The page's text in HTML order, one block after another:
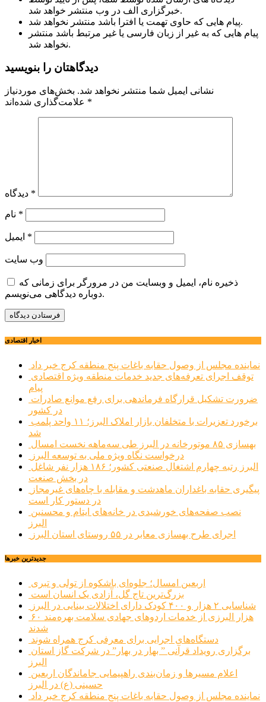
خبرگزاری الف در وب منتشر خواهد شد.
پیام هایی که حاوی تهمت یا افترا باشد منتشر نخواهد شد.
پیام هایی که به غیر از زبان فارسی یا غیر مرتبط باشد منتشر
نخواهد شد.
دیدگاهتان را بنویسید
نشانی ایمیل شما منتشر نخواهد شد. بخش‌های موردنیاز
*
*
*
*
وب‌ سایت
ذخیره نام، ایمیل و وبسایت من در مرورگر برای زمانی که
دوباره دیدگاهی می‌نویسم.
اخبار اقتصادی
نماینده مجلس از وصول حقابه باغات پنج منطقه کرج خبر داد
پیام
در کشور
شد
بهسازی ۸۵ موتورخانه در البرز طی سه‌ماهه نخست امسال
درخواست نگاه ویژه ملی به توسعه البرز
در بخش صنعت
در دستور کار است
البرز
اجرای طرح بهسازی معابر در ۵۵ روستای استان البرز
جديدترين خبرها
اربعین امسال؛ جلوه‌ای باشکوه از تولی و تبری
بزرگ‌ترین تاج گل، آزادی یک انسان است
شناسایی ۲ هزار و ۴۰۰ کودک دارای اختلالات بینایی در البرز
۶۰ هزار البرزی از خدمات اردوهای جهادی سلامت بهره‌مند
شدند
دستگاه‌های اجرایی برای معرفی کرج همراه شوند
البرز
حسینی (ع) در البرز
نماینده مجلس از وصول حقابه باغات پنج منطقه کرج خبر داد